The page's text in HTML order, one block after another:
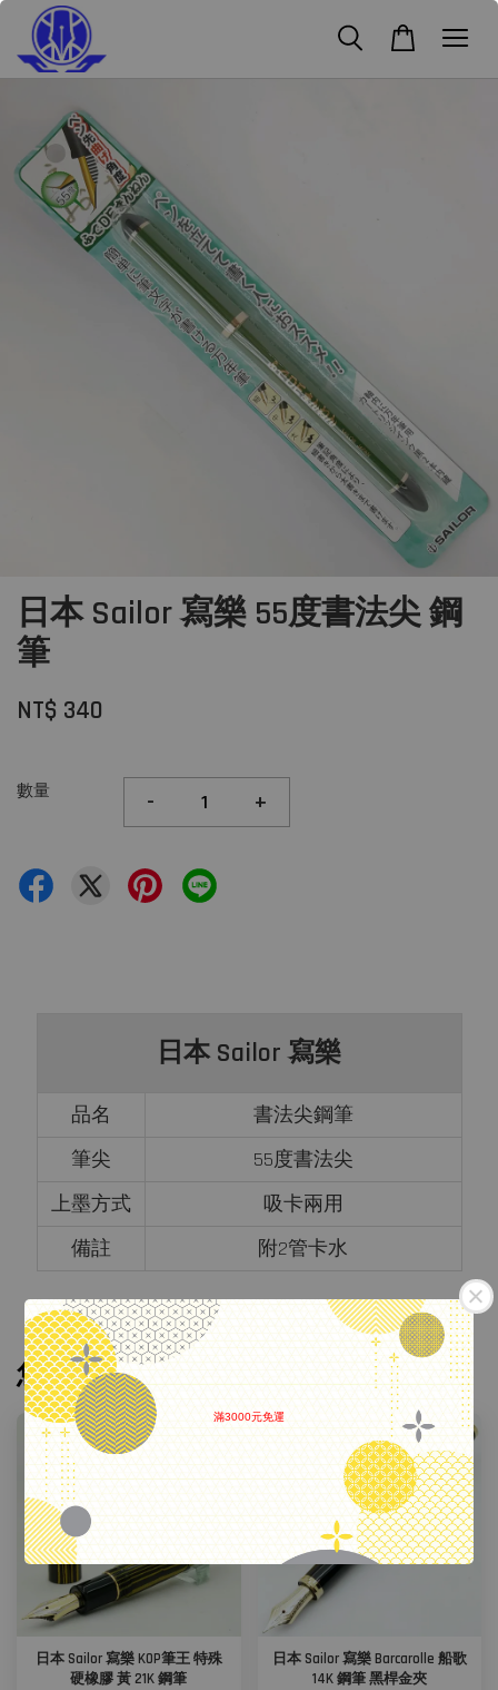
滿3000元免運
日本 Sailor 寫樂 55度書法尖 鋼
筆
NT$ 340
數量 - +
日本 Sailor 寫樂
品名
書法尖鋼筆
筆尖
55度書法尖
上墨方式
吸卡兩用
備註
附2管卡水
您可能也喜歡
日本 Sailor 寫樂 KOP筆王 特殊
硬橡膠 黃 21K 鋼筆
日本 Sailor 寫樂 Barcarolle 船歌
14K 鋼筆 黑桿金夾